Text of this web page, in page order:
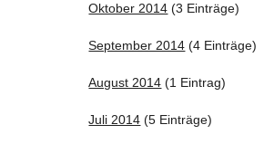
Oktober 2014 (3 Einträge)
September 2014 (4 Einträge)
August 2014 (1 Eintrag)
Juli 2014 (5 Einträge)